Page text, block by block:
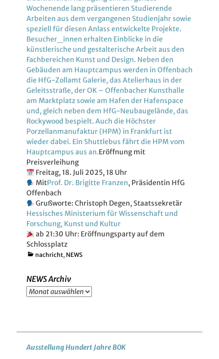
Wochenende lang präsentieren Studierende
Arbeiten aus dem vergangenen Studienjahr sowie
speziell für diesen Anlass entwickelte Projekte.
Besucher_innen erhalten Einblicke in die
künstlerische und gestalterische Arbeit aus den
Fachbereichen Kunst und Design. Neben den
Gebäuden am Hauptcampus werden in Offenbach
die HfG-Zollamt Galerie, das Atelierhaus in der
Geleitsstraße, der OK – Offenbacher Kunsthalle
am Marktplatz sowie am Hafen der Hafenspace
und, gleich neben dem HfG-Neubaugelände, das
Rockywood bespielt. Auch die Höchster
Porzellanmanufaktur (HPM) in Frankfurt ist
wieder dabei. Ein Shuttlebus fährt die HPM vom
Hauptcampus aus an.Eröffnung mit
Preisverleihung
Freitag, 18. Juli 2025, 18 Uhr
MitProf. Dr. Brigitte Franzen, Präsidentin HfG
Offenbach
Grußworte: Christoph Degen, Staatssekretär
Hessisches Ministerium für Wissenschaft und
Forschung, Kunst und Kultur
ab 21:30 Uhr: Eröffnungsparty auf dem
Schlossplatz
Kategorien
nachricht, NEWS
NEWS Archiv
NEWS
Ausstellung Hundert Jahre BOK